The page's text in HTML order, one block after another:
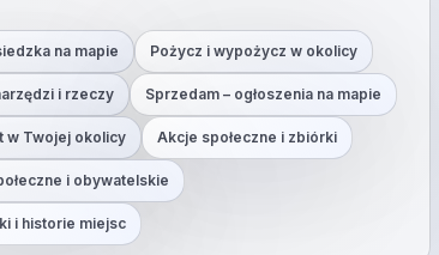
na mapie Pożycz i wypożycz w okolicy
i rzeczy Sprzedam – ogłoszenia na mapie
w Twojej okolicy Akcje społeczne i zbiórki
i obywatelskie
i historie miejsc